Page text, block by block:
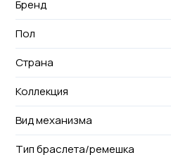
Бренд
Пол
Страна
Коллекция
Вид механизма
Тип браслета/ремешка